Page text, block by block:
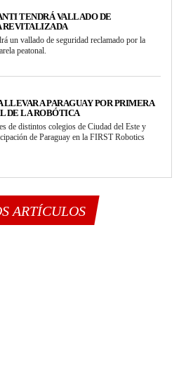
TENDRÁ VALLADO DE
REVITALIZADA
un vallado de seguridad reclamado por la
peatonal.
A PARAGUAY POR PRIMERA
DE LA ROBÓTICA
de distintos colegios de Ciudad del Este y
de Paraguay en la FIRST Robotics
ARTÍCULOS